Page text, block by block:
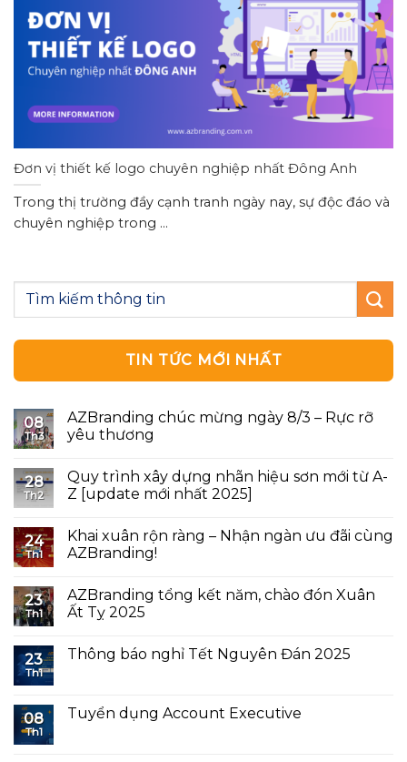
Đơn vị thiết kế logo chuyên nghiệp nhất Đông Anh
Trong thị trường đầy cạnh tranh ngày nay, sự độc đáo và
chuyên nghiệp trong ...
TIN TỨC MỚI NHẤT
08
Th3
AZBranding chúc mừng ngày 8/3 – Rực rỡ
yêu thương
28
Th2
Quy trình xây dựng nhãn hiệu sơn mới từ A-
Z [update mới nhất 2025]
24
Th1
Khai xuân rộn ràng – Nhận ngàn ưu đãi cùng
AZBranding!
23
Th1
AZBranding tổng kết năm, chào đón Xuân
Ất Tỵ 2025
23
Th1
Thông báo nghỉ Tết Nguyên Đán 2025
08
Th1
Tuyển dụng Account Executive